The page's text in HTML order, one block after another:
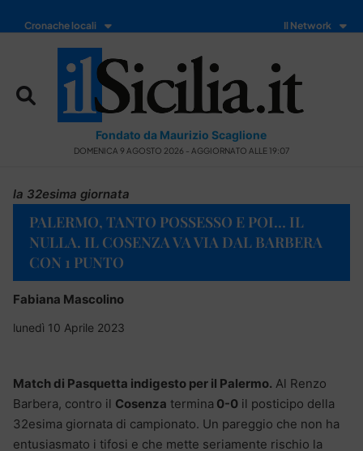
Cronache locali Il Network
Fondato da Maurizio Scaglione
DOMENICA 9 AGOSTO 2026 - AGGIORNATO ALLE 19:07
la 32esima giornata
PALERMO, TANTO POSSESSO E POI… IL
NULLA. IL COSENZA VA VIA DAL BARBERA
CON 1 PUNTO
Fabiana Mascolino
lunedì 10 Aprile 2023
Match di Pasquetta indigesto per il Palermo. Al Renzo
Barbera, contro il Cosenza termina 0-0 il posticipo della
32esima giornata di campionato. Un pareggio che non ha
entusiasmato i tifosi e che mette seriamente rischio la